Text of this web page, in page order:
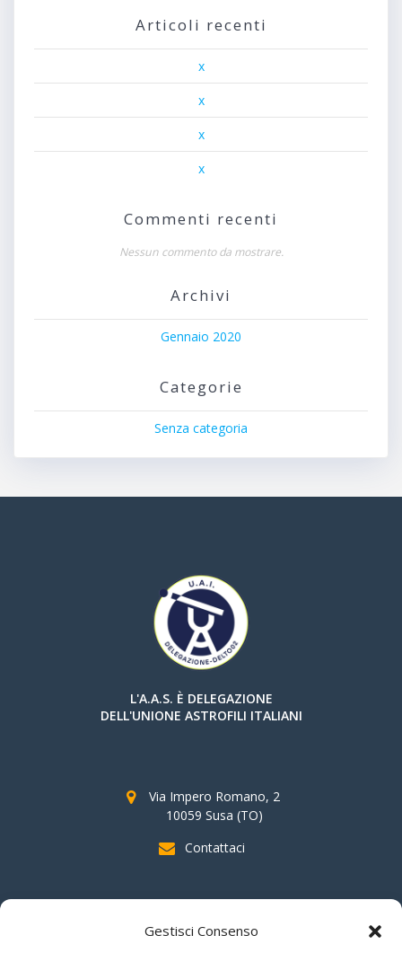
Gestisci Consenso
Articoli recenti
x
x
x
x
Commenti recenti
Nessun commento da mostrare.
Archivi
Gennaio 2020
Categorie
Senza categoria
L'A.A.S. È DELEGAZIONE
DELL'UNIONE ASTROFILI ITALIANI
Via Impero Romano, 2
10059 Susa (TO)
Contattaci
SOSTIENI AAS